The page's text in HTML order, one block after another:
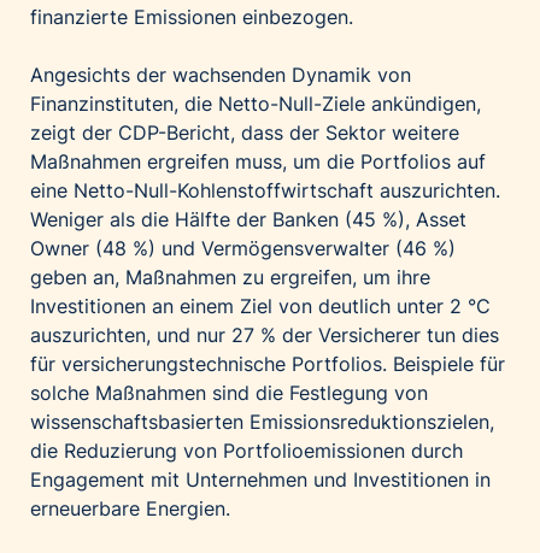
finanzierte Emissionen einbezogen.
Angesichts der wachsenden Dynamik von
Finanzinstituten, die Netto-Null-Ziele ankündigen,
zeigt der CDP-Bericht, dass der Sektor weitere
Maßnahmen ergreifen muss, um die Portfolios auf
eine Netto-Null-Kohlenstoffwirtschaft auszurichten.
Weniger als die Hälfte der Banken (45 %), Asset
Owner (48 %) und Vermögensverwalter (46 %)
geben an, Maßnahmen zu ergreifen, um ihre
Investitionen an einem Ziel von deutlich unter 2 °C
auszurichten, und nur 27 % der Versicherer tun dies
für versicherungstechnische Portfolios. Beispiele für
solche Maßnahmen sind die Festlegung von
wissenschaftsbasierten Emissionsreduktionszielen,
die Reduzierung von Portfolioemissionen durch
Engagement mit Unternehmen und Investitionen in
erneuerbare Energien.